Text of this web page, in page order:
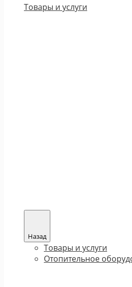
Товары и услуги
Назад
Товары и услуги
Отопительное